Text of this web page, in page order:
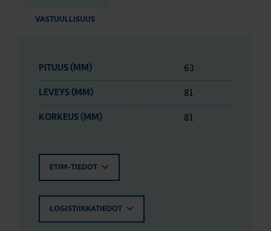
VASTUULLISUUS
PITUUS (MM) 63
LEVEYS (MM) 81
KORKEUS (MM) 81
ETIM-TIEDOT
LOGISTIIKKATIEDOT